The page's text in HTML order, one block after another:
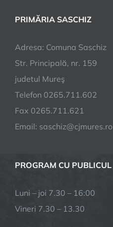
PRIMĂRIA SASCHIZ
Adresa: Comuna Saschiz
Str. Principală, nr. 159
judetul Mureş
Telefon 0265.711.602
Fax 0265.711.621
Email: saschiz@cjmures.ro
PROGRAM CU PUBLICUL
Luni – joi 7.30 – 16:00
Vineri 7.30 – 13.30